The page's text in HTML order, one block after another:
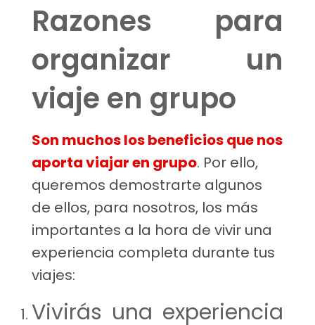
Razones para
organizar un
viaje en grupo
Son muchos los beneficios que nos
aporta viajar en grupo. Por ello,
queremos demostrarte algunos
de ellos, para nosotros, los más
importantes a la hora de vivir una
experiencia completa durante tus
viajes:
Vivirás una experiencia